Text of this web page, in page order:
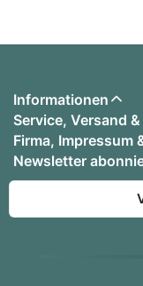
Informationen
Service, Versand
Firma, Impressum
Newsletter